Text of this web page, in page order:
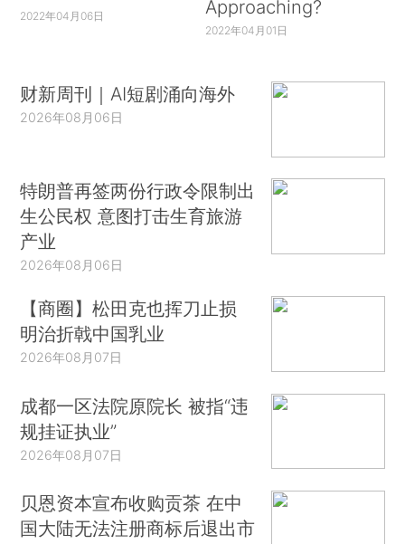
2022年04月06日
Approaching?
2022年04月01日
财新周刊｜AI短剧涌向海外
2026年08月06日
特朗普再签两份行政令限制出
生公民权 意图打击生育旅游
产业
2026年08月06日
【商圈】松田克也挥刀止损
明治折戟中国乳业
2026年08月07日
成都一区法院原院长 被指“违
规挂证执业”
2026年08月07日
贝恩资本宣布收购贡茶 在中
国大陆无法注册商标后退出市